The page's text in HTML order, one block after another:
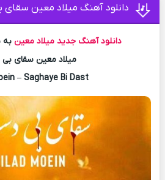
دانلود آهنگ میلاد معین
دانلود آهنگ جدید میلاد معین به
میلاد معین سقای
– Saghaye Bi Dast